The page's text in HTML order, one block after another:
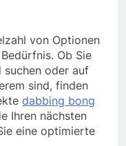
von Optionen
Ob Sie
suchen oder auf
sind, finden
dabbing bong
Ihren nächsten
eine optimierte